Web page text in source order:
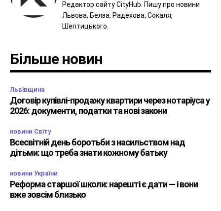
Редактор сайту CityHub. Пишу про новини
Львова, Белза, Радехова, Сокаля,
Шептицького.
Більше новин
Львівщина
Договір купівлі-продажу квартири через нотаріуса у
2026: документи, податки та нові закони
новини Світу
Всесвітній день боротьби з насильством над
дітьми: що треба знати кожному батьку
новини України
Реформа старшої школи: нарешті є дати — і вони
вже зовсім близько